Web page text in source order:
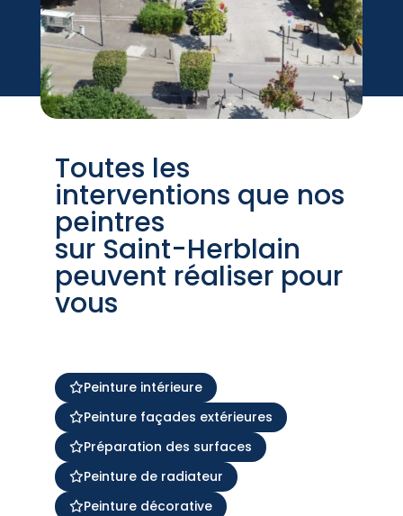
Toutes les
interventions que nos
peintres
sur Saint-Herblain
peuvent réaliser pour
vous
Peinture intérieure
Peinture façades extérieures
Préparation des surfaces
Peinture de radiateur
Peinture décorative